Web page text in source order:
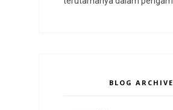
BLOG ARCHIVE